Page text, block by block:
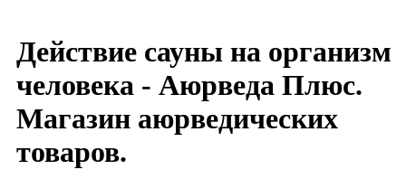
Товары гигиены
Благовония
Индийские специи
Косметика
Массажные и лечебные масла
Медиа
Товары для массажа
Действие сауны на организм
человека - Аюрведа Плюс.
Магазин аюрведических
товаров.